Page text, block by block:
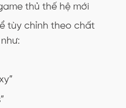
thủ thế hệ mới
tùy chỉnh theo chất